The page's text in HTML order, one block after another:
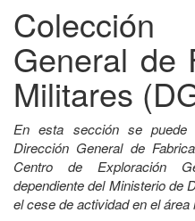
General de
Militares
En esta sección se puede
Dirección General de
Centro de Exploración
dependiente del Ministerio de
el cese de actividad en el área